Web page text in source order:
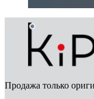
Продажа только